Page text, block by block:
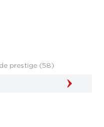
prestige (58)